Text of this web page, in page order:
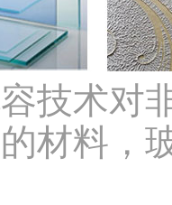
技术对
材料，